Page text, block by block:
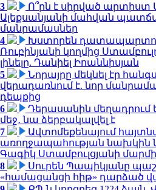
3
Ո՞րն է սիրված արտիստ
Ալեքսանյանի մահվան
մանրամասներ
4
Խստորեն
Ռուբինյանի կողմից
լինելը. Դանիել Իոաննիսյան
5
Նորայրը մեկնել էր
վերադառնում է. նոր
դեպքից
6
Դերասանին մեղադրում
մեջ․ նա ձերբակալվել է
7
Ավտոմեքենայում
առողջապահության նախկին
Գագիկ Ստամբուլցյանի
8
Սուրեն Պապիկյանը
«համացանցի հիթ» դարձած